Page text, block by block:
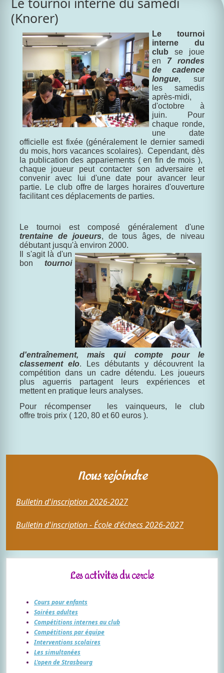
(Knorer)
Le tournoi
interne du
club se joue
en 7 rondes
de cadence
longue, sur
les samedis
après-midi,
d'octobre à
juin. Pour
chaque ronde,
une date
officielle est fixée (généralement le dernier samedi
du mois, hors vacances scolaires). Cependant, dès
la publication des appariements ( en fin de mois ),
chaque joueur peut contacter son adversaire et
convenir avec lui d'une date pour avancer leur
partie. Le club offre de larges horaires d'ouverture
facilitant ces déplacements de parties.
Le tournoi est composé généralement d'une
trentaine de joueurs, de tous âges, de niveau
débutant jusqu'à environ 2000.
Il s'agit là d'un
bontournoi
d'entraînement, mais qui compte pour le
classement elo. Les débutants y découvrent la
compétition dans un cadre détendu. Les joueurs
plus aguerris partagent leurs expériences et
mettent en pratique leurs analyses.
Pour récompenser les vainqueurs, le club
offre trois prix ( 120, 80 et 60 euros ).
Nous rejoindre
Bulletin d'inscription 2026-2027
Bulletin d'inscription - École d'échecs 2026-2027
Les activités du cercle
Cours pour enfants
Soirées adultes
Compétitions internes au club
Compétitions par équipe
Interventions scolaires
Les simultanées
L'open de Strasbourg